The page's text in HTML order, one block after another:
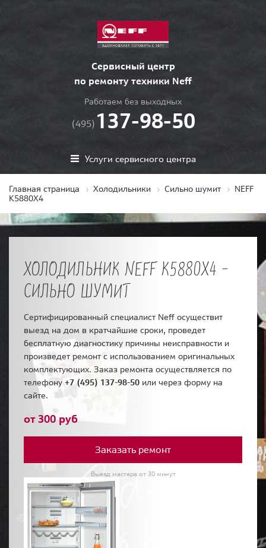
Сервисный центр
по ремонту техники Neff
Работаем без выходных
(495) 137-98-50
Услуги сервисного центра
Главная страница Холодильники Сильно шумит
NEFF
K5880X4
ХОЛОДИЛЬНИК NEFF K5880X4 -
СИЛЬНО ШУМИТ
Сертифицированный специалист Neff осуществит
выезд на дом в кратчайшие сроки, проведет
бесплатную диагностику причины неисправности и
произведет ремонт с использованием оригинальных
комплектующих. Заказ ремонта осуществляется по
телефону +7 (495) 137-98-50 или через форму на
сайте.
от 300 руб
Заказать ремонт
Выезд мастера от 30 минут